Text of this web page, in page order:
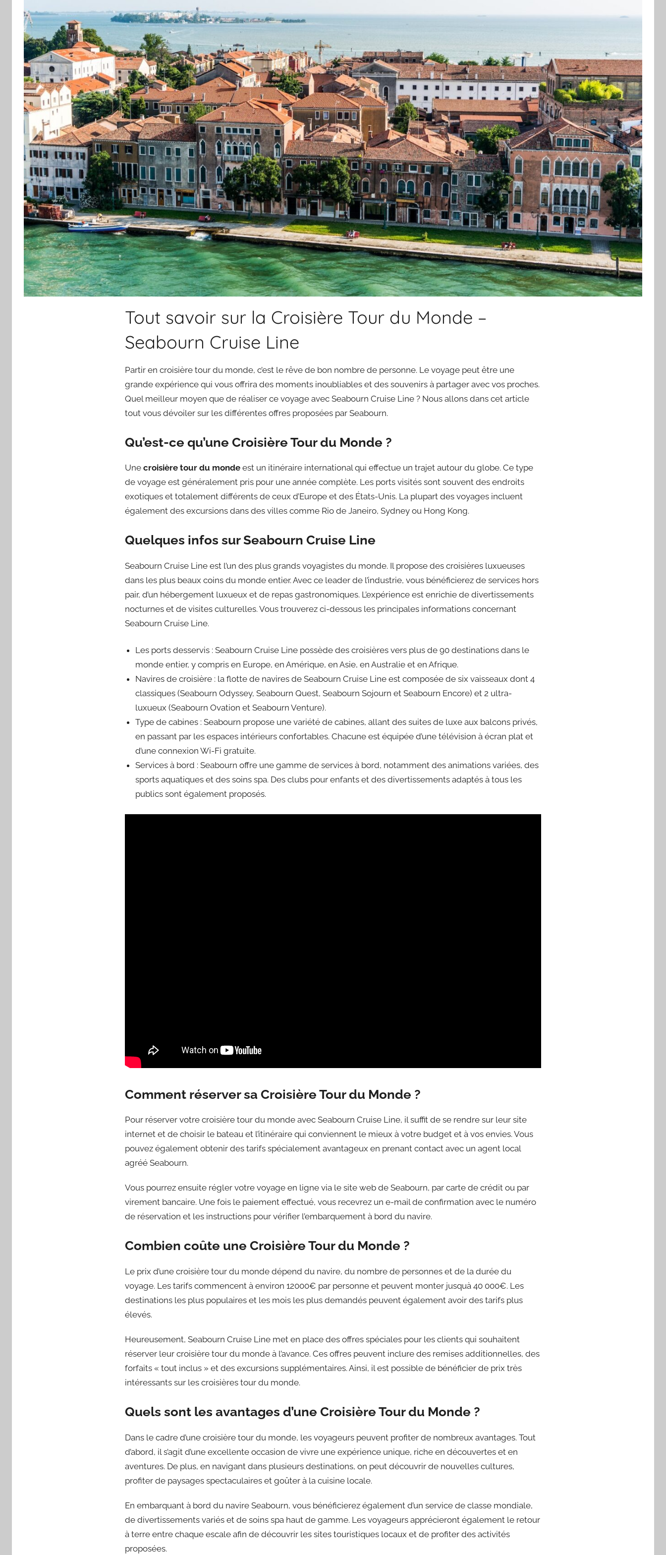
Tout savoir sur la Croisière Tour du Monde –
Seabourn Cruise Line
Partir en croisière tour du monde, c’est le rêve de bon nombre de personne. Le voyage peut être une
grande expérience qui vous offrira des moments inoubliables et des souvenirs à partager avec vos proches.
Quel meilleur moyen que de réaliser ce voyage avec Seabourn Cruise Line ? Nous allons dans cet article
tout vous dévoiler sur les différentes offres proposées par Seabourn.
Qu’est-ce qu’une Croisière Tour du Monde ?
Une croisière tour du monde est un itinéraire international qui effectue un trajet autour du globe. Ce type
de voyage est généralement pris pour une année complète. Les ports visités sont souvent des endroits
exotiques et totalement différents de ceux d’Europe et des États-Unis. La plupart des voyages incluent
également des excursions dans des villes comme Rio de Janeiro, Sydney ou Hong Kong.
Quelques infos sur Seabourn Cruise Line
Seabourn Cruise Line est l’un des plus grands voyagistes du monde. Il propose des croisières luxueuses
dans les plus beaux coins du monde entier. Avec ce leader de l’industrie, vous bénéficierez de services hors
pair, d’un hébergement luxueux et de repas gastronomiques. L’expérience est enrichie de divertissements
nocturnes et de visites culturelles. Vous trouverez ci-dessous les principales informations concernant
Seabourn Cruise Line.
Les ports desservis : Seabourn Cruise Line possède des croisières vers plus de 90 destinations dans le
monde entier, y compris en Europe, en Amérique, en Asie, en Australie et en Afrique.
Navires de croisière : la flotte de navires de Seabourn Cruise Line est composée de six vaisseaux dont 4
classiques (Seabourn Odyssey, Seabourn Quest, Seabourn Sojourn et Seabourn Encore) et 2 ultra-
luxueux (Seabourn Ovation et Seabourn Venture).
Type de cabines : Seabourn propose une variété de cabines, allant des suites de luxe aux balcons privés,
en passant par les espaces intérieurs confortables. Chacune est équipée d’une télévision à écran plat et
d’une connexion Wi-Fi gratuite.
Services à bord : Seabourn offre une gamme de services à bord, notamment des animations variées, des
sports aquatiques et des soins spa. Des clubs pour enfants et des divertissements adaptés à tous les
publics sont également proposés.
Comment réserver sa Croisière Tour du Monde ?
Pour réserver votre croisière tour du monde avec Seabourn Cruise Line, il suffit de se rendre sur leur site
internet et de choisir le bateau et l’itinéraire qui conviennent le mieux à votre budget et à vos envies. Vous
pouvez également obtenir des tarifs spécialement avantageux en prenant contact avec un agent local
agréé Seabourn.
Vous pourrez ensuite régler votre voyage en ligne via le site web de Seabourn, par carte de crédit ou par
virement bancaire. Une fois le paiement effectué, vous recevrez un e-mail de confirmation avec le numéro
de réservation et les instructions pour vérifier l’embarquement à bord du navire.
Combien coûte une Croisière Tour du Monde ?
Le prix d’une croisière tour du monde dépend du navire, du nombre de personnes et de la durée du
voyage. Les tarifs commencent à environ 12000€ par personne et peuvent monter jusquà 40 000€. Les
destinations les plus populaires et les mois les plus demandés peuvent également avoir des tarifs plus
élevés.
Heureusement, Seabourn Cruise Line met en place des offres spéciales pour les clients qui souhaitent
réserver leur croisière tour du monde à l’avance. Ces offres peuvent inclure des remises additionnelles, des
forfaits « tout inclus » et des excursions supplémentaires. Ainsi, il est possible de bénéficier de prix très
intéressants sur les croisières tour du monde.
Quels sont les avantages d’une Croisière Tour du Monde ?
Dans le cadre d’une croisière tour du monde, les voyageurs peuvent profiter de nombreux avantages. Tout
d’abord, il s’agit d’une excellente occasion de vivre une expérience unique, riche en découvertes et en
aventures. De plus, en navigant dans plusieurs destinations, on peut découvrir de nouvelles cultures,
profiter de paysages spectaculaires et goûter à la cuisine locale.
En embarquant à bord du navire Seabourn, vous bénéficierez également d’un service de classe mondiale,
de divertissements variés et de soins spa haut de gamme. Les voyageurs apprécieront également le retour
à terre entre chaque escale afin de découvrir les sites touristiques locaux et de profiter des activités
proposées.